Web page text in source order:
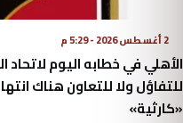
2 أغسطس 2026 - 5:29 م
الأهلي في خطابه اليوم لاتحاد
للتفاؤل ولا للتعاون هناك
«كارثية»‏